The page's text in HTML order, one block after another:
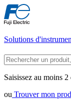
Solutions
Saisissez au moins
ou Trouver mon